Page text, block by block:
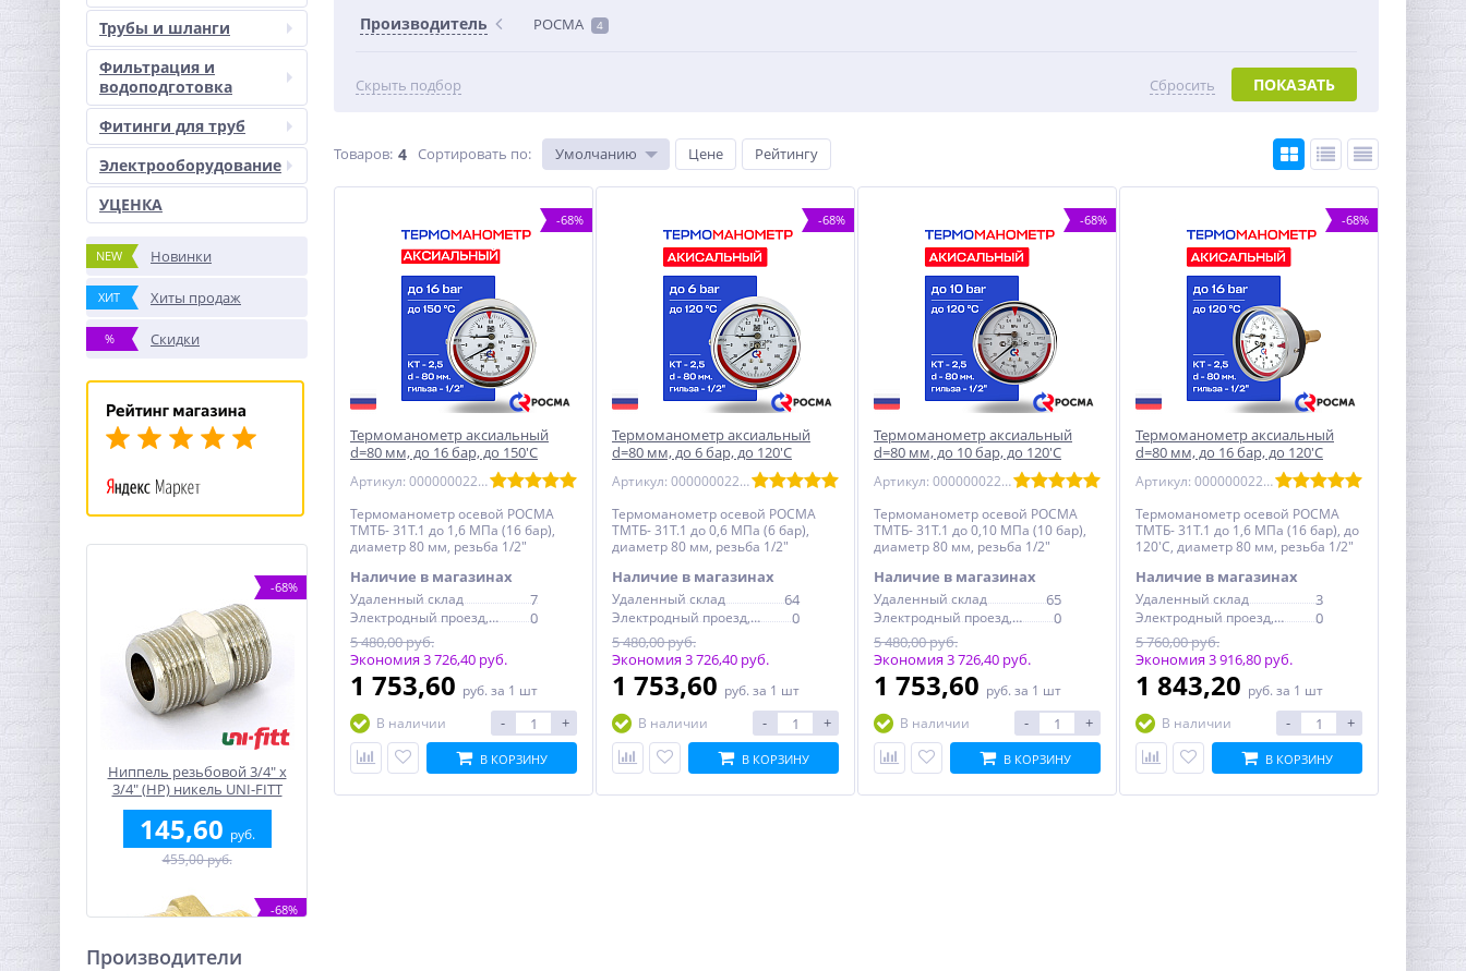
Трубы и шланги
Фильтрация и
водоподготовка
Фитинги для труб
Электрооборудование
УЦЕНКА
NEW Новинки
ХИТ Хиты продаж
% Скидки
-68%
Ниппель резьбовой 3/4" x
3/4" (НР) никель UNI-FITT
145,60 руб.
455,00 руб.
-68%
Производители
Производитель РОСМА 4
Скрыть подбор ПОКАЗАТЬ
Сбросить
Товаров: 4 Сортировать по: Умолчанию Цене Рейтингу
-68%
Термоманометр аксиальный
d=80 мм, до 16 бар, до 150'С
Артикул: 00000002296
Термоманометр осевой РОСМА
ТМТБ- 31Т.1 до 1,6 МПа (16 бар),
диаметр 80 мм, резьба 1/2"
Наличие в магазинах
Удаленный склад 7
Электродный проезд, 6с1
0
5 480,00 руб.
Экономия 3 726,40 руб.
1 753,60 руб. за 1 шт
В наличии
- +
В КОРЗИНУ
-68%
Термоманометр аксиальный
d=80 мм, до 6 бар, до 120'С
Артикул: 00000002290
Термоманометр осевой РОСМА
ТМТБ- 31Т.1 до 0,6 МПа (6 бар),
диаметр 80 мм, резьба 1/2"
Наличие в магазинах
Удаленный склад 64
Электродный проезд, 6с1
0
5 480,00 руб.
Экономия 3 726,40 руб.
1 753,60 руб. за 1 шт
В наличии
- +
В КОРЗИНУ
-68%
Термоманометр аксиальный
d=80 мм, до 10 бар, до 120'С
Артикул: 00000002292
Термоманометр осевой РОСМА
ТМТБ- 31Т.1 до 0,10 МПа (10 бар),
диаметр 80 мм, резьба 1/2"
Наличие в магазинах
Удаленный склад 65
Электродный проезд, 6с1
0
5 480,00 руб.
Экономия 3 726,40 руб.
1 753,60 руб. за 1 шт
В наличии
- +
В КОРЗИНУ
-68%
Термоманометр аксиальный
d=80 мм, до 16 бар, до 120'С
Артикул: 00000002291
Термоманометр осевой РОСМА
ТМТБ- 31Т.1 до 1,6 МПа (16 бар), до
120'С, диаметр 80 мм, резьба 1/2"
Наличие в магазинах
Удаленный склад 3
Электродный проезд, 6с1
0
5 760,00 руб.
Экономия 3 916,80 руб.
1 843,20 руб. за 1 шт
В наличии
- +
В КОРЗИНУ